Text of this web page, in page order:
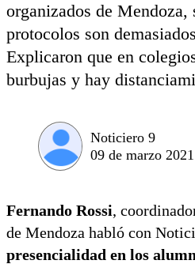
organizados de Mendoza,
protocolos son
Explicaron que en
burbujas y hay
Noticiero 9
09 de marzo 2021
Fernando Rossi,
de Mendoza habló con
presencialidad en los